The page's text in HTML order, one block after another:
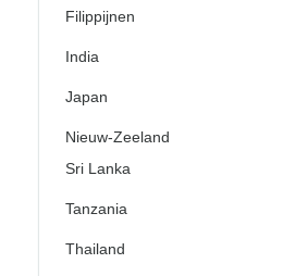
Filippijnen
India
Japan
Nieuw-Zeeland
Sri Lanka
Tanzania
Thailand